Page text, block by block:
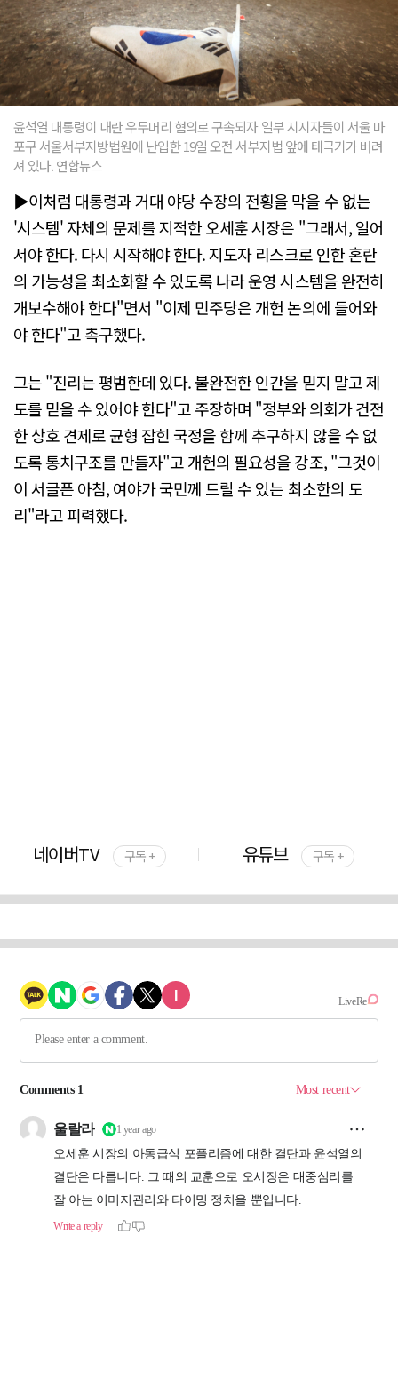
윤석열 대통령이 내란 우두머리 혐의로 구속되자 일부 지지자들이 서울 마
포구 서울서부지방법원에 난입한 19일 오전 서부지법 앞에 태극기가 버려
져 있다. 연합뉴스
▶이처럼 대통령과 거대 야당 수장의 전횡을 막을 수 없는
'시스템' 자체의 문제를 지적한 오세훈 시장은 "그래서, 일어
서야 한다. 다시 시작해야 한다. 지도자 리스크로 인한 혼란
의 가능성을 최소화할 수 있도록 나라 운영 시스템을 완전히
개보수해야 한다"면서 "이제 민주당은 개헌 논의에 들어와
야 한다"고 촉구했다.
그는 "진리는 평범한데 있다. 불완전한 인간을 믿지 말고 제
도를 믿을 수 있어야 한다"고 주장하며 "정부와 의회가 건전
한 상호 견제로 균형 잡힌 국정을 함께 추구하지 않을 수 없
도록 통치구조를 만들자"고 개헌의 필요성을 강조, "그것이
이 서글픈 아침, 여야가 국민께 드릴 수 있는 최소한의 도
리"라고 피력했다.
네이버TV 구독 + 유튜브 구독 +